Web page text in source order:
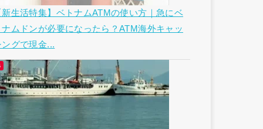
新生活特集】ベトナムATMの使い方｜急にベ
ナムドンが必要になったら？ATM海外キャッ
ングで現金...